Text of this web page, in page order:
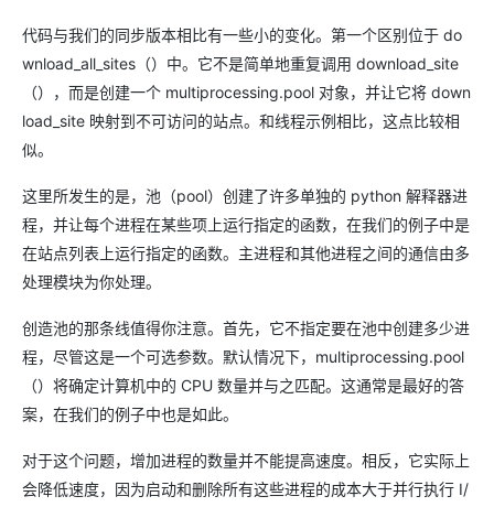
代码与我们的同步版本相比有一些小的变化。第一个区别位于 do
wnload_all_sites（）中。它不是简单地重复调用 download_site
（），而是创建一个 multiprocessing.pool 对象，并让它将 down
load_site 映射到不可访问的站点。和线程示例相比，这点比较相
似。
这里所发生的是，池（pool）创建了许多单独的 python 解释器进
程，并让每个进程在某些项上运行指定的函数，在我们的例子中是
在站点列表上运行指定的函数。主进程和其他进程之间的通信由多
处理模块为你处理。
创造池的那条线值得你注意。首先，它不指定要在池中创建多少进
程，尽管这是一个可选参数。默认情况下，multiprocessing.pool
（）将确定计算机中的 CPU 数量并与之匹配。这通常是最好的答
案，在我们的例子中也是如此。
对于这个问题，增加进程的数量并不能提高速度。相反，它实际上
会降低速度，因为启动和删除所有这些进程的成本大于并行执行 I/